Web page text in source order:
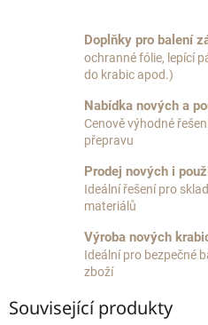
Doplňky pro balení
ochranné fólie, lepící
do krabic apod.)
Nabídka nových a
Cenově výhodné
přepravu
Prodej nových i
Ideální řešení pro
materiálů
Výroba nových
Ideální pro bezpečné
zboží
Související produkty